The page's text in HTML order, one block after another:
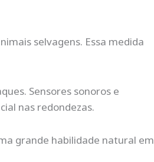
selvagens. Essa medida
Sensores sonoros e
nas redondezas.
grande habilidade natural em